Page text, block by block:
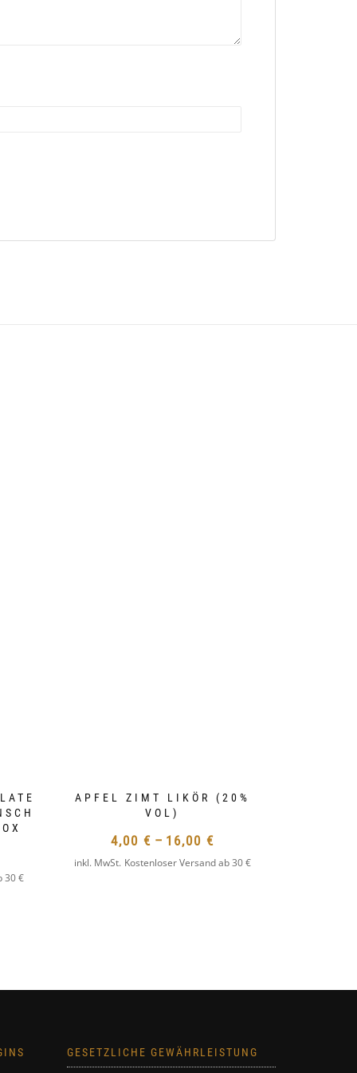
30 €DIESES
AUF.
KÖNNEN
APFEL ZIMT LIKÖR (20%
VOL)
4,00 € – 16,00 €
inkl. MwSt. Kostenloser Versand ab 30 €DIESES
AUF
GESETZLICHE GEWÄHRLEISTUNG